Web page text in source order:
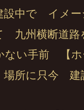
中で イメー
九州横断道路
ない手前 【
所に只今 建